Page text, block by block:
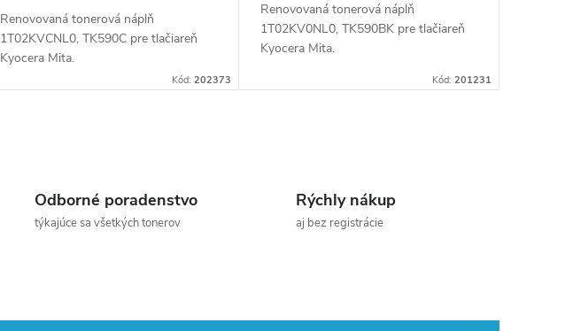
Renovovaná tonerová náplň
1T02KVCNL0, TK590C pre tlačiareň
Kyocera Mita.
Kód: 202373
Renovovaná tonerová náplň
1T02KV0NL0, TK590BK pre tlačiareň
Kyocera Mita.
Kód: 201231
Odborné poradenstvo
týkajúce sa všetkých tonerov
Rýchly nákup
aj bez registrácie